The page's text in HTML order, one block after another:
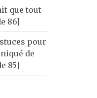
que tout
86]
pour
de
85]